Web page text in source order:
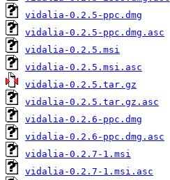
vidalia-0.2.5-ppc.dmg
vidalia-0.2.5-ppc.dmg.asc
vidalia-0.2.5.msi
vidalia-0.2.5.msi.asc
vidalia-0.2.5.tar.gz
vidalia-0.2.5.tar.gz.asc
vidalia-0.2.6-ppc.dmg
vidalia-0.2.6-ppc.dmg.asc
vidalia-0.2.7-1.msi
vidalia-0.2.7-1.msi.asc